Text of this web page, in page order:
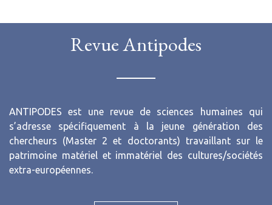
Revue Antipodes
ANTIPODES est une revue de sciences humaines qui
s’adresse spécifiquement à la jeune génération des
chercheurs (Master 2 et doctorants) travaillant sur le
patrimoine matériel et immatériel des cultures/sociétés
extra-européennes.